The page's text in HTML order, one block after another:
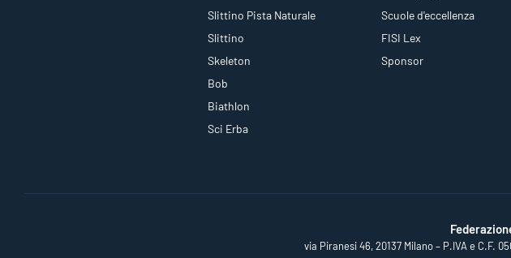
Slittino Pista Naturale
Slittino
Skeleton
Bob
Biathlon
Sci Erba
Scuole d'eccellenza
FISI Lex
Sponsor
via Piranesi 46, 20137 Milano – P.IVA e C.F.